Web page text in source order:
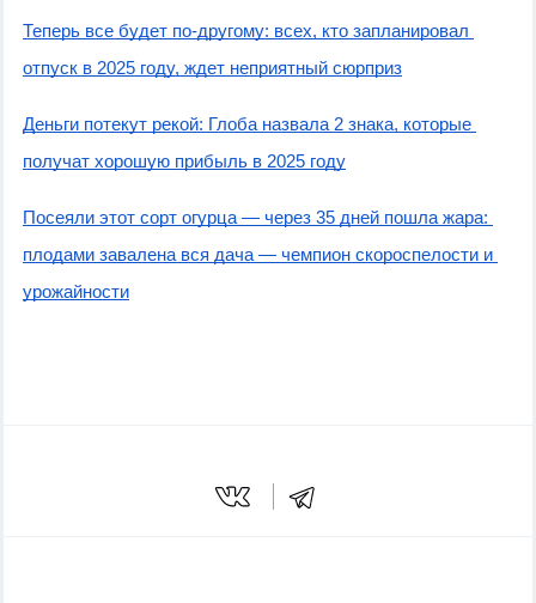
Теперь все будет по-другому: всех, кто запланировал
отпуск в 2025 году, ждет неприятный сюрприз
Деньги потекут рекой: Глоба назвала 2 знака, которые
получат хорошую прибыль в 2025 году
Посеяли этот сорт огурца — через 35 дней пошла жара:
плодами завалена вся дача — чемпион скороспелости и
урожайности